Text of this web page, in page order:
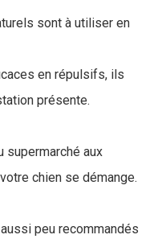
sont à utiliser en
en répulsifs, ils
présente.
supermarché aux
chien se démange.
peu recommandés